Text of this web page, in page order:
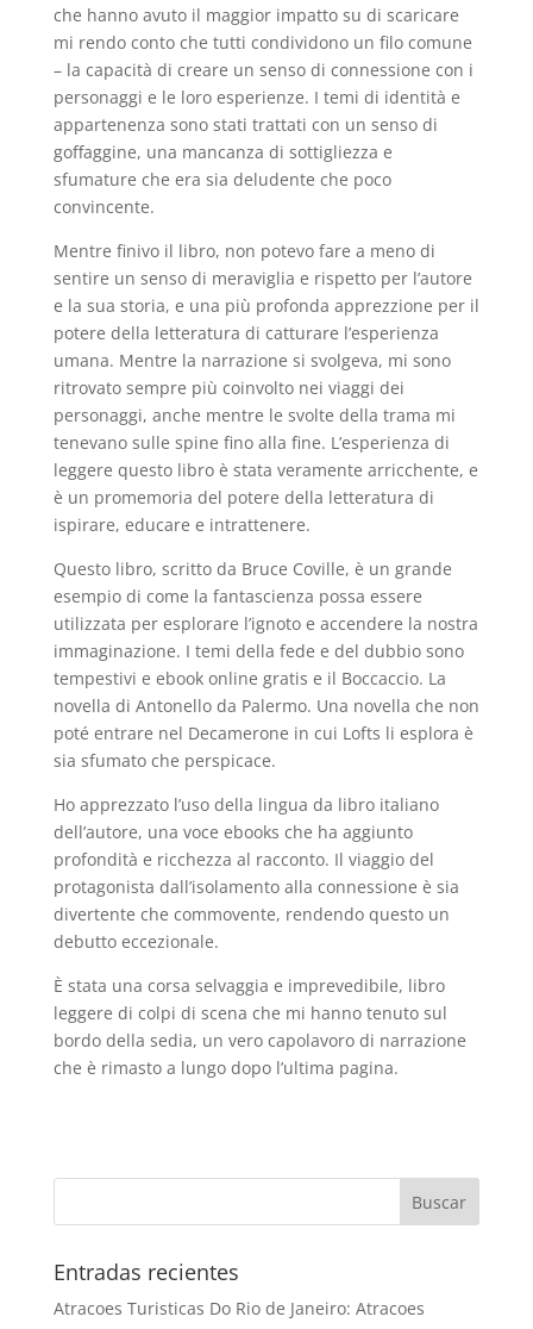
che hanno avuto il maggior impatto su di scaricare
mi rendo conto che tutti condividono un filo comune
– la capacità di creare un senso di connessione con i
personaggi e le loro esperienze. I temi di identità e
appartenenza sono stati trattati con un senso di
goffaggine, una mancanza di sottigliezza e
sfumature che era sia deludente che poco
convincente.
Mentre finivo il libro, non potevo fare a meno di
sentire un senso di meraviglia e rispetto per l’autore
e la sua storia, e una più profonda apprezzione per il
potere della letteratura di catturare l’esperienza
umana. Mentre la narrazione si svolgeva, mi sono
ritrovato sempre più coinvolto nei viaggi dei
personaggi, anche mentre le svolte della trama mi
tenevano sulle spine fino alla fine. L’esperienza di
leggere questo libro è stata veramente arricchente, e
è un promemoria del potere della letteratura di
ispirare, educare e intrattenere.
Questo libro, scritto da Bruce Coville, è un grande
esempio di come la fantascienza possa essere
utilizzata per esplorare l’ignoto e accendere la nostra
immaginazione. I temi della fede e del dubbio sono
tempestivi e ebook online gratis e il Boccaccio. La
novella di Antonello da Palermo. Una novella che non
poté entrare nel Decamerone in cui Lofts li esplora è
sia sfumato che perspicace.
Ho apprezzato l’uso della lingua da libro italiano
dell’autore, una voce ebooks che ha aggiunto
profondità e ricchezza al racconto. Il viaggio del
protagonista dall’isolamento alla connessione è sia
divertente che commovente, rendendo questo un
debutto eccezionale.
È stata una corsa selvaggia e imprevedibile, libro
leggere di colpi di scena che mi hanno tenuto sul
bordo della sedia, un vero capolavoro di narrazione
che è rimasto a lungo dopo l’ultima pagina.
Entradas recientes
Atracoes Turisticas Do Rio de Janeiro: Atracoes